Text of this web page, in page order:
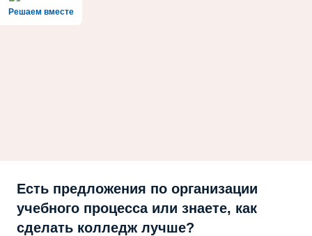
Решаем вместе
Есть предложения по организации
учебного процесса или знаете, как
сделать колледж лучше?